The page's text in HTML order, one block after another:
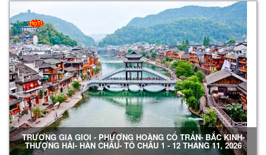
TRƯƠNG GIA GIOI - PHƯỢNG HOÀNG CỔ TRẤN- BẮC KINH-
THƯỢNG HẢI- HÀN CHÂU- TÔ CHÂU 1 - 12 THANG 11, 2026